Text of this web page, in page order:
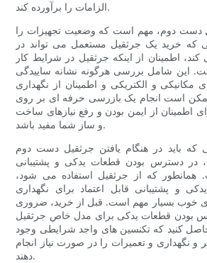
الزامات را برآورده کند.
دست دوم، مهم است که وضعیت تجهیزات را
که خرید یک جرثقیل مستعمل می تواند در
اطمینان از اینکه جرثقیل در شرایط کار
شامل بررسی هرگونه نشانه ساییدگی
مکانیکی و الکتریکی و اطمینان از نگهداری
است انجام یک بازرسی حرفه ای بر روی
اطمینان از ایمن بودن و رفع نیازهای ساخت
و ساز شما مفید باشد.
که باید در هنگام یافتن جرثقیل دست دوم
در دسترس بودن قطعات یدکی و پشتیبانی
همانطور که از جرثقیل استفاده می شود،
و پشتیبانی قابل اعتماد برای نگهداری
خوب بسیار مهم است. قبل از خرید، ضروری
بودن قطعات یدکی برای مدل خاص جرثقیل
کنید که تکنسین های واجد شرایطی وجود
و نگهداری و تعمیرات را در صورت نیاز انجام
دهند.